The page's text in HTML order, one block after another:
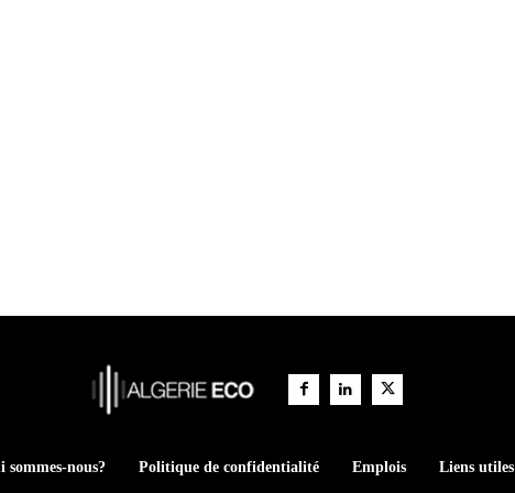
sommes-nous? Politique de confidentialité Emplois Liens utiles